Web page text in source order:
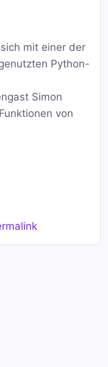
mit einer der
Python-
Simon
von